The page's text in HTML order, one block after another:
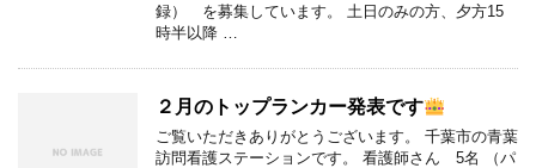
録） を募集しています。 土日のみの方、夕方15
時半以降 …
２月のトップランカー発表です
ご覧いただきありがとうございます。 千葉市の青葉
訪問看護ステーションです。 看護師さん 5名 （パ